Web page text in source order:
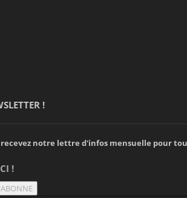
!
notre lettre d'infos mensuelle pour
!